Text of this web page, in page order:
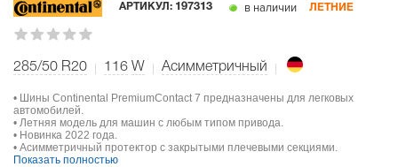
АРТИКУЛ: 197313 в наличии ЛЕТНИЕ
285/50 R20 116 W Асимметричный
• Шины Continental PremiumContact 7 предназначены для легковых
автомобилей.
• Летняя модель для машин с любым типом привода.
• Новинка 2022 года.
• Асимметричный протектор с закрытыми плечевыми секциями.
Показать полностью